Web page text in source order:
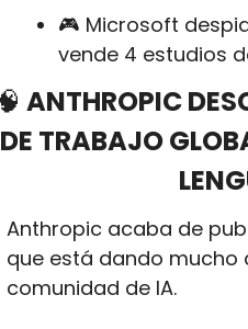
🎮 Microsoft
vende 4 estudios
ANTHROPIC
DE TRABAJO
Anthropic acaba de
que está dando mucho
comunidad de IA.